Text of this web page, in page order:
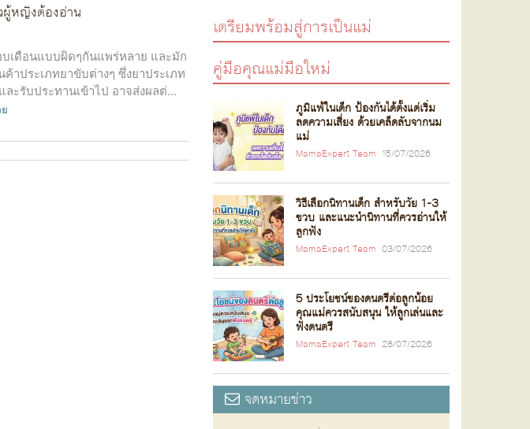
ผู้หญิงต้องอ่าน
บเดือนแบบผิดๆกันแพร่หลาย และมัก
ประเภทยาขับต่างๆ ซึ่งยาประเภท
ะรับประทานเข้าไป อาจส่งผลต่...
เตรียมพร้อมสู่การเป็นแม่
คู่มือคุณแม่มือใหม่
ภูมิแพ้ในเด็ก ป้องกันได้ตั้งแต่เริ่ม
ลดความเสี่ยง ด้วยเคล็ดลับจากนม
แม่
MamaExpert Team 15/07/2026
วิธีเลือกนิทานเด็ก สำหรับวัย 1-3
ขวบ และแนะนำนิทานที่ควรอ่านให้
ลูกฟัง
MamaExpert Team 03/07/2026
5 ประโยชน์ของดนตรีต่อลูกน้อย
คุณแม่ควรสนับสนุน ให้ลูกเล่นและ
ฟังดนตรี
MamaExpert Team 28/07/2026
จดหมายข่าว